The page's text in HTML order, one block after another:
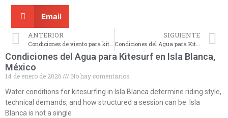
Email
ANTERIOR
Condiciones de viento para kitesurf en Isla Blanca
SIGUIENTE
Condiciones del Agua para Kitesurf en Isla Blanca, México
Condiciones del Agua para Kitesurf en Isla Blanca,
México
14 de enero de 2026
No hay comentarios
Water conditions for kitesurfing in Isla Blanca determine riding style,
technical demands, and how structured a session can be. Isla
Blanca is not a single